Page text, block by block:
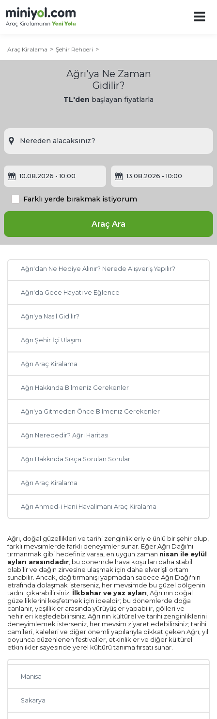
Araç Kiralama Şehir Rehberi
Ağrı'ya Ne Zaman
Gidilir?
TL'den başlayan fiyatlarla
10.08.2026 - 10:00 13.08.2026 - 10:00
Araç Ara
Farklı yerde bırakmak istiyorum
Ağrı'ya Ne Zaman Gidilir?
Ağrı'da Gezilecek Yerler
Ağrı Otelleri: Ağrı'da Nerede Kalınır?
Ağrı'da Ne, Nerede Yenir?
Ağrı'dan Ne Hediye Alınır? Nerede Alışveriş Yapılır?
Ağrı'da Gece Hayatı ve Eğlence
Ağrı'ya Nasıl Gidilir?
Ağrı Şehir İçi Ulaşım
Ağrı Araç Kiralama
Ağrı Hakkında Bilmeniz Gerekenler
Ağrı'ya Gitmeden Önce Bilmeniz Gerekenler
Ağrı Nerededir? Ağrı Haritası
Ağrı Hakkında Sıkça Sorulan Sorular
Ağrı Araç Kiralama
Ağrı Ahmed-i Hani Havalimanı Araç Kiralama
Ağrı, doğal güzellikleri ve tarihi zenginlikleriyle ünlü bir şehir olup,
farklı mevsimlerde farklı deneyimler sunar. Eğer Ağrı Dağı'nı
tırmanmak gibi hedefiniz varsa, en uygun zaman nisan ile eylül
ayları arasındadır; bu dönemde hava koşulları daha stabil
olabilir ve dağın zirvesine ulaşmak için daha elverişli ortam
sunabilir. Ancak, dağ tırmanışı yapmadan sadece Ağrı Dağı'nın
etrafında dolaşmak isterseniz, her mevsimde bu güzel bölgenin
tadını çıkarabilirsiniz. İlkbahar ve yaz ayları, Ağrı'nın doğal
güzelliklerini keşfetmek için idealdir; bu dönemlerde doğa
canlanır, yeşillikler arasında yürüyüşler yapabilir, gölleri ve
nehirleri keşfedebilirsiniz. Ağrı'nın kültürel ve tarihi zenginliklerini
deneyimlemek isterseniz, her mevsim ziyaret edebilirsiniz; tarihi
camileri, kaleleri ve diğer önemli yapılarıyla dikkat çeken Ağrı, yıl
boyunca düzenlenen festivaller, etkinlikler ve diğer kültürel
etkinlikler sayesinde yerel kültürü tanıma fırsatı sunar.
Diğer Şehirler
Adana
Antalya
Ankara
Muğla
Trabzon
Mardin
Diyarbakır
Kayseri
Rize
Manisa
Sakarya